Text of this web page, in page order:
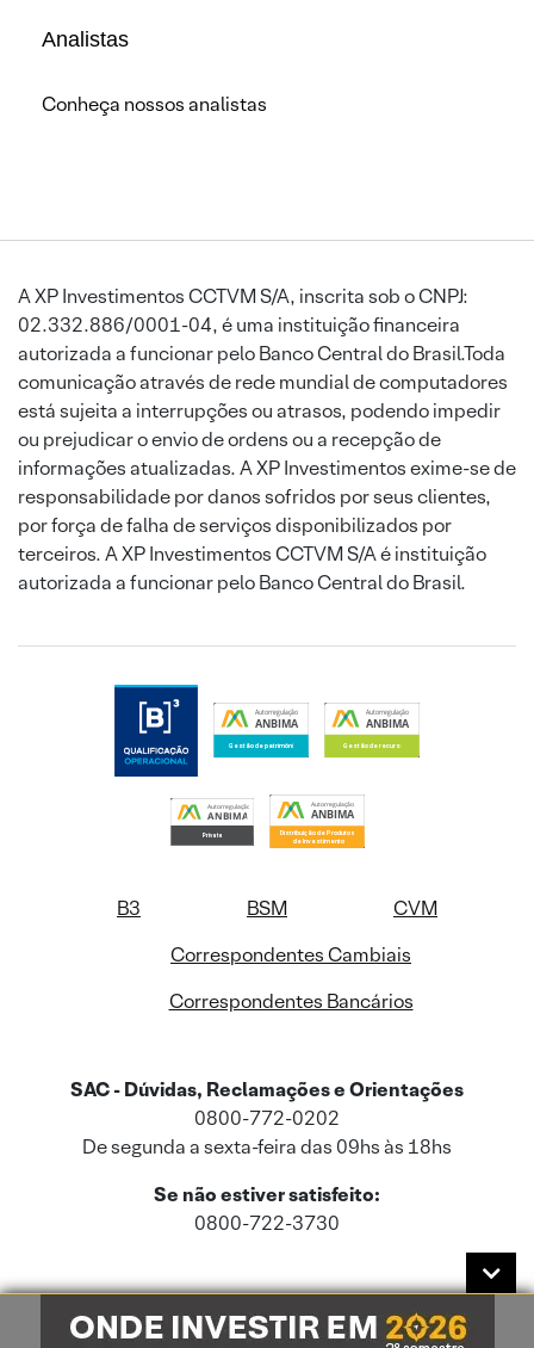
Analistas
Conheça nossos analistas
A XP Investimentos CCTVM S/A, inscrita sob o CNPJ:
02.332.886/0001-04, é uma instituição financeira
autorizada a funcionar pelo Banco Central do Brasil.Toda
comunicação através de rede mundial de computadores
está sujeita a interrupções ou atrasos, podendo impedir
ou prejudicar o envio de ordens ou a recepção de
informações atualizadas. A XP Investimentos exime-se de
responsabilidade por danos sofridos por seus clientes,
por força de falha de serviços disponibilizados por
terceiros. A XP Investimentos CCTVM S/A é instituição
autorizada a funcionar pelo Banco Central do Brasil.
B3 BSM
CVM
Correspondentes Cambiais
Correspondentes Bancários
SAC - Dúvidas, Reclamações e Orientações
0800-772-0202
De segunda a sexta-feira das 09hs às 18hs
Se não estiver satisfeito:
0800-722-3730
Este site usa cookies e dados pessoais de acordo com a nossaPolítica de
Cookies
e a nossaPolítica de Privacidade.